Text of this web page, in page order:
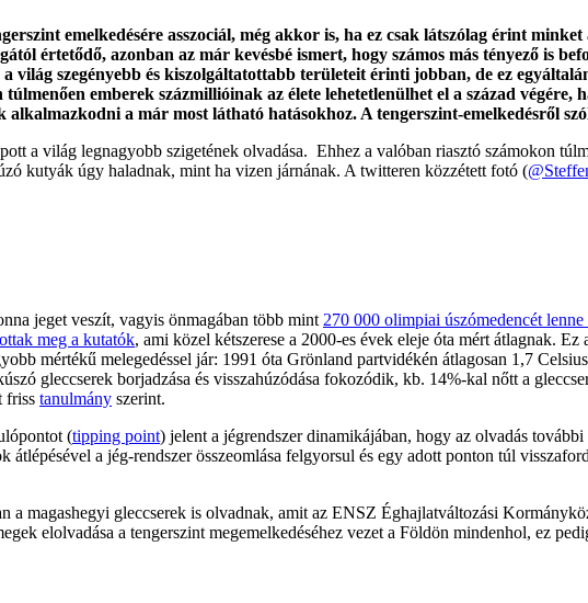
emelkedésére asszociál, még akkor is, ha ez csak látszólag érint
értetődő, azonban az már kevésbé ismert, hogy számos más tényező is
világ szegényebb és kiszolgáltatottabb területeit érinti jobban, de ez
emberek százmillióinak az élete lehetetlenülhet el a század végére,
a már most látható hatásokhoz. A tengerszint-emelkedésről
a világ legnagyobb szigetének olvadása. Ehhez a valóban riasztó számokon
kutyák úgy haladnak, mint ha vizen járnának. A twitteren közzétett fotó (
jeget veszít, vagyis önmagában több mint 270 000 olimpiai úszómedencét
meg a kutatók, ami közel kétszerese a 2000-es évek eleje óta mért átlagnak.
mértékű melegedéssel jár: 1991 óta Grönland partvidékén átlagosan 1,7
gleccserek borjadzása és visszahúzódása fokozódik, kb. 14%-kal nőtt a
friss tanulmány szerint.
(tipping point) jelent a jégrendszer dinamikájában, hogy az olvadás
a jég-rendszer összeomlása felgyorsul és egy adott ponton túl
a magashegyi gleccserek is olvadnak, amit az ENSZ Éghajlatváltozási
elolvadása a tengerszint megemelkedéséhez vezet a Földön mindenhol, ez